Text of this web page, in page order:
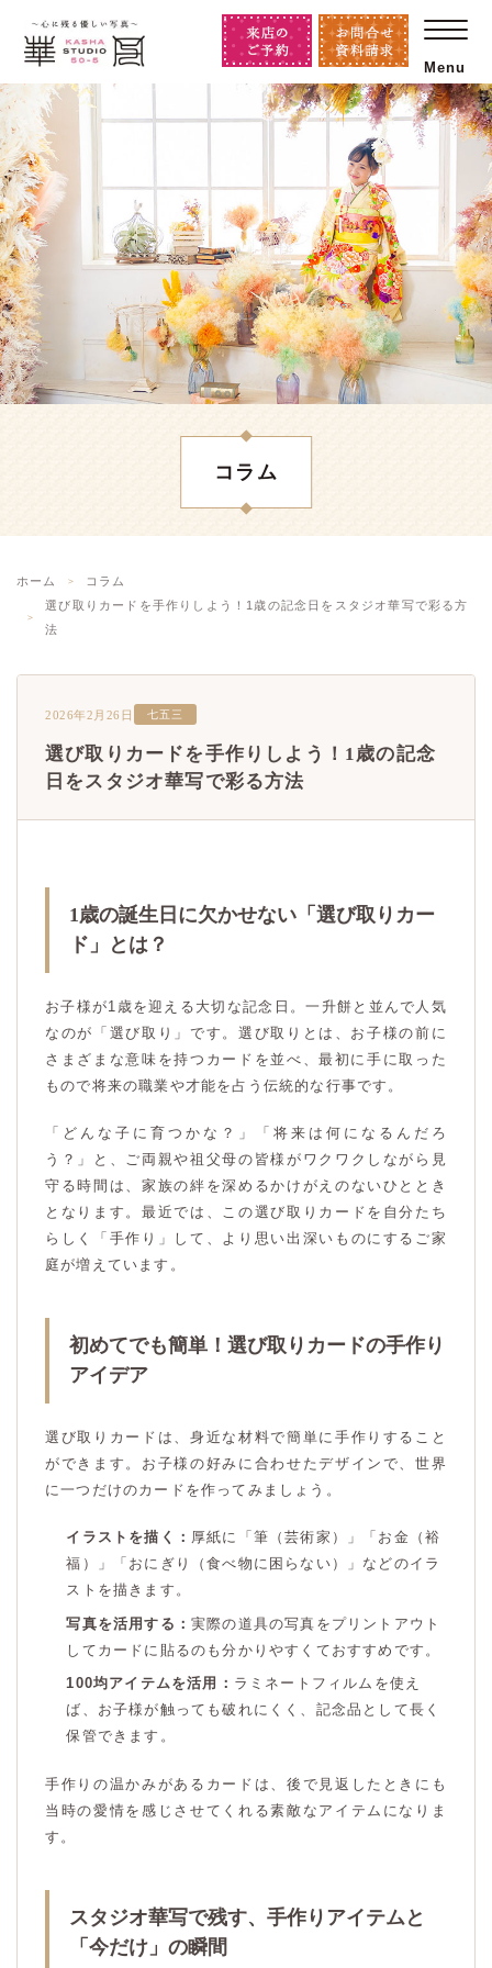
Menu
コラム
ホーム
コラム
選び取りカードを手作りしよう！1歳の記念日をスタジオ華写で彩る方
法
2026年2月26日 七五三
選び取りカードを手作りしよう！1歳の記念
日をスタジオ華写で彩る方法
1歳の誕生日に欠かせない「選び取りカー
ド」とは？
お子様が1歳を迎える大切な記念日。一升餅と並んで人気
なのが「選び取り」です。選び取りとは、お子様の前に
さまざまな意味を持つカードを並べ、最初に手に取った
もので将来の職業や才能を占う伝統的な行事です。
「どんな子に育つかな？」「将来は何になるんだろ
う？」と、ご両親や祖父母の皆様がワクワクしながら見
守る時間は、家族の絆を深めるかけがえのないひととき
となります。最近では、この選び取りカードを自分たち
らしく「手作り」して、より思い出深いものにするご家
庭が増えています。
初めてでも簡単！選び取りカードの手作り
アイデア
選び取りカードは、身近な材料で簡単に手作りすること
ができます。お子様の好みに合わせたデザインで、世界
に一つだけのカードを作ってみましょう。
イラストを描く： 厚紙に「筆（芸術家）」「お金（裕
福）」「おにぎり（食べ物に困らない）」などのイラ
ストを描きます。
写真を活用する：実際の道具の写真をプリントアウト
してカードに貼るのも分かりやすくておすすめです。
100均アイテムを活用： ラミネートフィルムを使え
ば、お子様が触っても破れにくく、記念品として長く
保管できます。
手作りの温かみがあるカードは、後で見返したときにも
当時の愛情を感じさせてくれる素敵なアイテムになりま
す。
スタジオ華写で残す、手作りアイテムと
「今だけ」の瞬間